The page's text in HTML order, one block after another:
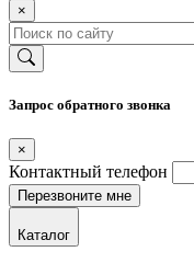
×
Запрос обратного звонка
×
Контактный телефон
Каталог